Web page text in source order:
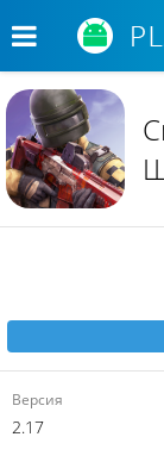
Версия
2.17